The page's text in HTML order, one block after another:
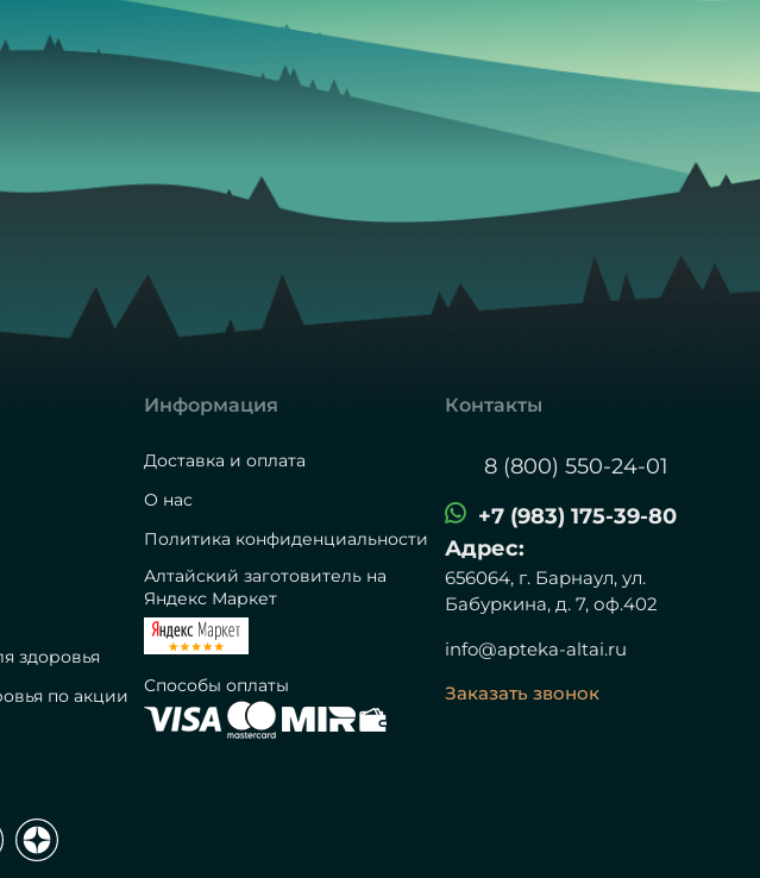
здоровья
по акции
Информация
Доставка и оплата
О нас
Политика конфиденциальности
Алтайский заготовитель на
Яндекс Маркет
Способы оплаты
Контакты
8 (800) 550-24-01
+7 (983) 175-39-80
Адрес:
656064, г. Барнаул, ул.
Бабуркина, д. 7, оф.402
info@apteka-altai.ru
Заказать звонок